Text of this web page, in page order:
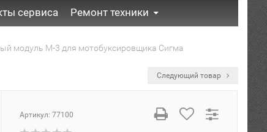
сервиса Ремонт техники
модуль М-3 для мотобуксировщика Сигма
Следующий товар
Артикул: 77100